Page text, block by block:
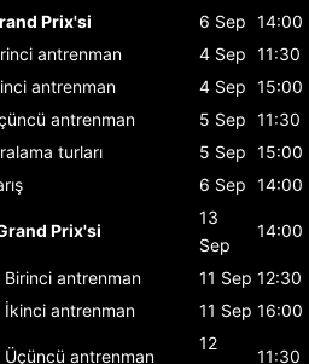
Prix'si 6 Sep 14:00
antrenman 4 Sep 11:30
antrenman 4 Sep 15:00
antrenman 5 Sep 11:30
turları 5 Sep 15:00
6 Sep 14:00
Prix'si
13
Sep
14:00
Birinci antrenman 11 Sep 12:30
İkinci antrenman 11 Sep 16:00
Üçüncü antrenman
12
11:30